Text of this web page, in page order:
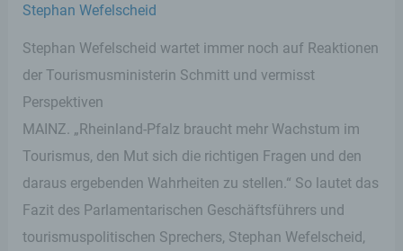
Stephan Wefelscheid
Stephan Wefelscheid wartet immer noch auf Reaktionen
der Tourismusministerin Schmitt und vermisst
Perspektiven
MAINZ. „Rheinland-Pfalz braucht mehr Wachstum im
Tourismus, den Mut sich die richtigen Fragen und den
daraus ergebenden Wahrheiten zu stellen.“ So lautet das
Fazit des Parlamentarischen Geschäftsführers und
tourismuspolitischen Sprechers, Stephan Wefelscheid,